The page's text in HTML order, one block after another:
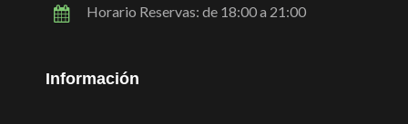
Horario Reservas: de 18:00 a 21:00
Información